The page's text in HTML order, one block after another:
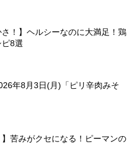
さ！】ヘルシーなのに大満足！鶏
8選
年8月3日(月)「ピリ辛肉みそ
】苦みがクセになる！ピーマンの